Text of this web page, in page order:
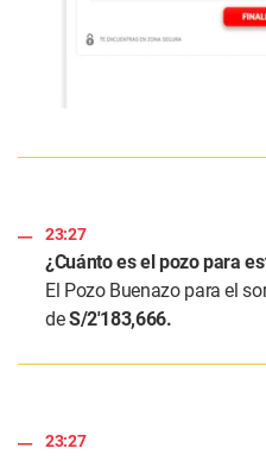
23:27
¿Cuánto es el pozo para
El Pozo Buenazo para el
deS/2′183,666.
23:27